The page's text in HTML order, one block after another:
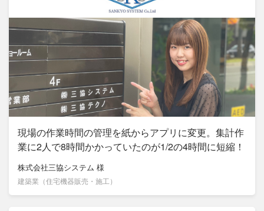
現場の作業時間の管理を紙からアプリに変更。集計作
業に2人で8時間かかっていたのが1/2の4時間に短縮！
株式会社三協システム 様
建築業（住宅機器販売・施工）